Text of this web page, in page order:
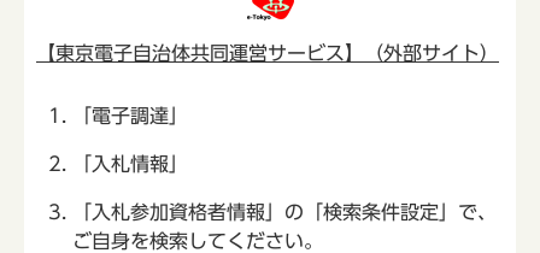
【東京電子自治体共同運営サービス】（外部サイト）
「電子調達」
「入札情報」
「入札参加資格者情報」の「検索条件設定」で、
ご自身を検索してください。